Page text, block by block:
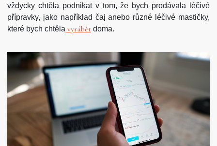
vždycky chtěla podnikat v tom, že bych prodávala léčivé
přípravky, jako například čaj anebo různé léčivé mastičky,
které bych chtěla vyrábět doma.